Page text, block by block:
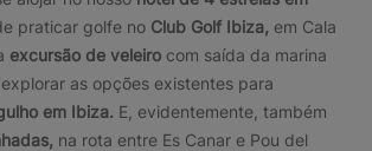
praticar golfe no Club Golf Ibiza, em Cala
excursão de veleiro com saída da marina
as opções existentes para
em Ibiza. E, evidentemente, também
na rota entre Es Canar e Pou del